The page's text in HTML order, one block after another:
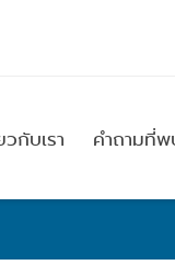
วกับเรา คำถามที่